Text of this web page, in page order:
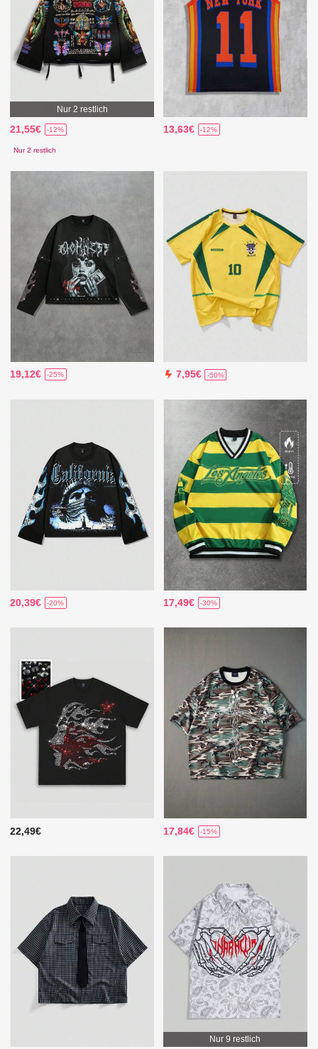
Nur 2 restlich
21,55€ -12%
Nur 2 restlich
13,63€ -12%
19,12€ -25% 7,95€ -50%
20,39€ -20% 17,49€ -30%
22,49€ 17,84€ -15%
Nur 9 restlich